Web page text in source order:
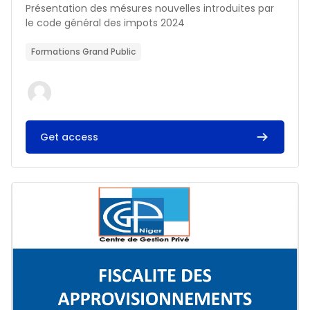
Résumé du cours :
Présentation des mésures nouvelles introduites par
le code général des impots 2024
Formations Grand Public
Get access
Image du cours FISCALITE DES APPROVISIONNEMENTS